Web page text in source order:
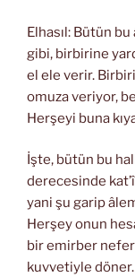
Elhasıl: Bütün
gibi, birbirine
el ele verir.
omuza veriyor,
Herşeyi buna
İşte, bütün bu
derecesinde
yani şu garip
Herşey onun
bir emirber
kuvvetiyle